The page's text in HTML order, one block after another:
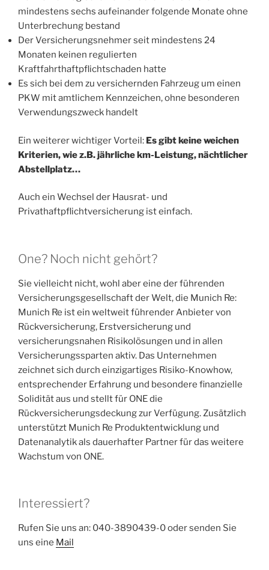
mindestens sechs aufeinander folgende Monate ohne
Unterbrechung bestand
Der Versicherungsnehmer seit mindestens 24
Monaten keinen regulierten
Kraftfahrthaftpflichtschaden hatte
Es sich bei dem zu versichernden Fahrzeug um einen
PKW mit amtlichem Kennzeichen, ohne besonderen
Verwendungszweck handelt
Ein weiterer wichtiger Vorteil: Es gibt keine weichen
Kriterien, wie z.B. jährliche km-Leistung, nächtlicher
Abstellplatz…
Auch ein Wechsel der Hausrat- und
Privathaftpflichtversicherung ist einfach.
One? Noch nicht gehört?
Sie vielleicht nicht, wohl aber eine der führenden
Versicherungsgesellschaft der Welt, die Munich Re:
Munich Re ist ein weltweit führender Anbieter von
Rückversicherung, Erstversicherung und
versicherungsnahen Risikolösungen und in allen
Versicherungssparten aktiv. Das Unternehmen
zeichnet sich durch einzigartiges Risiko-Knowhow,
entsprechender Erfahrung und besondere finanzielle
Solidität aus und stellt für ONE die
Rückversicherungsdeckung zur Verfügung. Zusätzlich
unterstützt Munich Re Produktentwicklung und
Datenanalytik als dauerhafter Partner für das weitere
Wachstum von ONE.
Interessiert?
Rufen Sie uns an: 040-3890439-0 oder senden Sie
uns eine Mail